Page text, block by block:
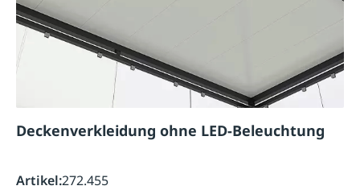
Deckenverkleidung ohne LED-Beleuchtung
Artikel:272.455